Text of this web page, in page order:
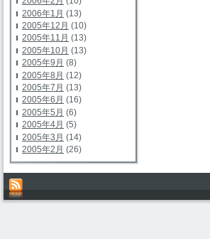
2006年1月 (13)
2005年12月 (10)
2005年11月 (13)
2005年10月 (13)
2005年9月 (8)
2005年8月 (12)
2005年7月 (13)
2005年6月 (16)
2005年5月 (6)
2005年4月 (5)
2005年3月 (14)
2005年2月 (26)